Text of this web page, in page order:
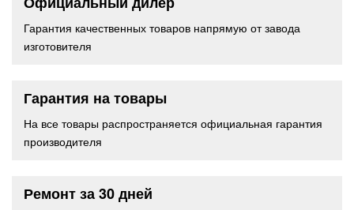
Гарантия качественных товаров напрямую от завода
изготовителя
Гарантия на товары
На все товары распространяется официальная гарантия
производителя
Ремонт за 30 дней